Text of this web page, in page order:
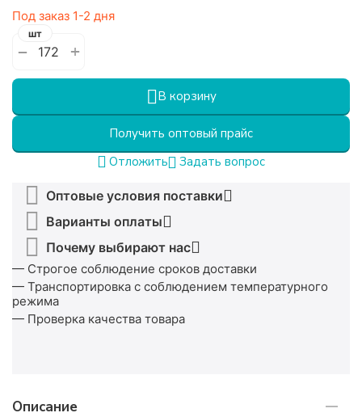
Под заказ 1-2 дня
− +
шт
В корзину
Получить оптовый прайс
Отложить
Задать вопрос
Оптовые условия поставки
Варианты оплаты
Почему выбирают нас
— Строгое соблюдение сроков доставки
— Транспортировка с соблюдением температурного
режима
— Проверка качества товара
Описание